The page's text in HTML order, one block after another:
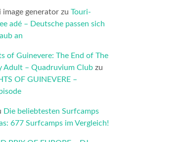
image generator zu Touri-
adé – Deutsche passen sich
an
of Guinevere: The End of The
Adult – Quadruvium Club zu
OF GUINEVERE –
Die beliebtesten Surfcamps
677 Surfcamps im Vergleich!